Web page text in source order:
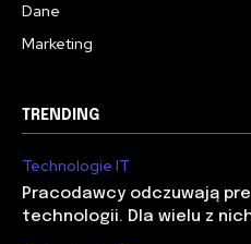
Dane
Marketing
TRENDING
Technologie IT
Pracodawcy odczuwają
technologii. Dla wielu z